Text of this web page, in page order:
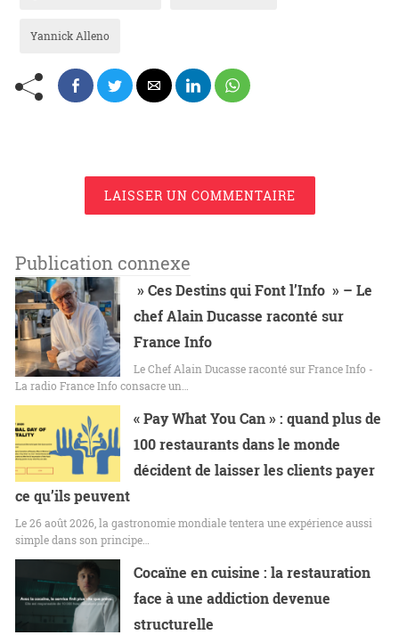
Yannick Alleno
LAISSER UN COMMENTAIRE
Publication connexe
» Ces Destins qui Font l’Info » – Le
chef Alain Ducasse raconté sur
France Info
Le Chef Alain Ducasse raconté sur France Info -
La radio France Info consacre un…
« Pay What You Can » : quand plus de
100 restaurants dans le monde
décident de laisser les clients payer
ce qu’ils peuvent
Le 26 août 2026, la gastronomie mondiale tentera une expérience aussi
simple dans son principe…
Cocaïne en cuisine : la restauration
face à une addiction devenue
structurelle